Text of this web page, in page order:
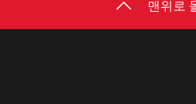
맨위로